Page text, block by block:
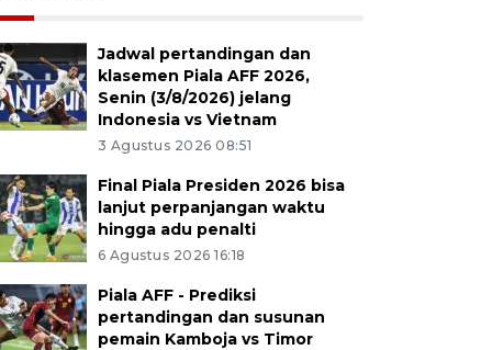
Jadwal pertandingan dan
klasemen Piala AFF 2026,
Senin (3/8/2026) jelang
Indonesia vs Vietnam
3 Agustus 2026 08:51
Final Piala Presiden 2026 bisa
lanjut perpanjangan waktu
hingga adu penalti
6 Agustus 2026 16:18
Piala AFF - Prediksi
pertandingan dan susunan
pemain Kamboja vs Timor